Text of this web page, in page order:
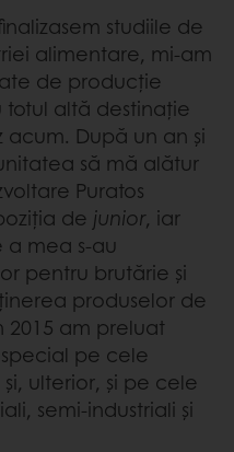
studiile de
alimentare, mi-am
de producție
altă destinație
După un an și
să mă alătur
Puratos
de junior, iar
mea s-au
pentru brutărie și
produselor de
2015 am preluat
pe cele
ulterior, și pe cele
semi-industriali și